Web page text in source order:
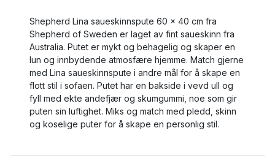
Shepherd Lina saueskinnspute 60 x 40 cm fra
Shepherd of Sweden er laget av fint saueskinn fra
Australia. Putet er mykt og behagelig og skaper en
lun og innbydende atmosfære hjemme. Match gjerne
med Lina saueskinnspute i andre mål for å skape en
flott stil i sofaen. Putet har en bakside i vevd ull og
fyll med ekte andefjær og skumgummi, noe som gir
puten sin luftighet. Miks og match med pledd, skinn
og koselige puter for å skape en personlig stil.